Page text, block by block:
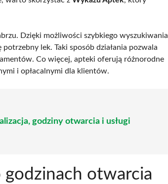
Dzięki możliwości szybkiego wyszukiwania
lek. Taki sposób działania pozwala
Co więcej, apteki oferują różnorodne
i opłacalnymi dla klientów.
godziny otwarcia i usługi
godzinach otwarcia